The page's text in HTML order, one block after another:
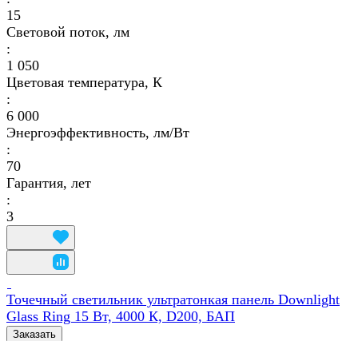
15
Световой поток, лм
:
1 050
Цветовая температура, К
:
6 000
Энергоэффективность, лм/Вт
:
70
Гарантия, лет
:
3
Точечный светильник ультратонкая панель Downlight
Glass Ring 15 Вт, 4000 К, D200, БАП
Заказать